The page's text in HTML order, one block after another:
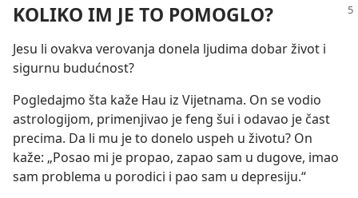
KOLIKO IM JE TO POMOGLO?
Jesu li ovakva verovanja donela ljudima dobar život i
sigurnu budućnost?
Pogledajmo šta kaže Hau iz Vijetnama. On se vodio
astrologijom, primenjivao je feng šui i odavao je čast
precima. Da li mu je to donelo uspeh u životu? On
kaže: „Posao mi je propao, zapao sam u dugove, imao
sam problema u porodici i pao sam u depresiju.“